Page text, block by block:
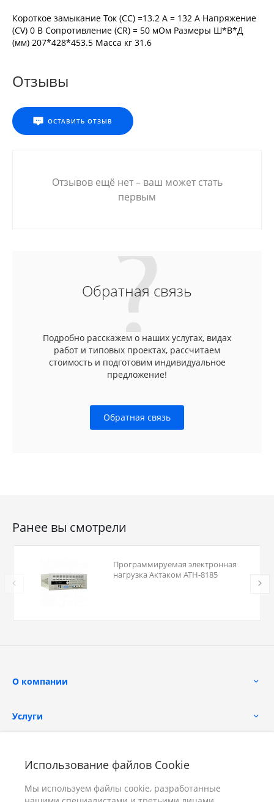
Использование файлов Cookie
Мы используем файлы cookie, разработанные
Короткое замыкание Ток (CC) =13.2 A = 132 A Напряжение
(CV) 0 В Сопротивление (CR) = 50 мОм Размеры Ш*В*Д
(мм) 207*428*453.5 Масса кг 31.6
Отзывы
ОСТАВИТЬ ОТЗЫВ
Отзывов ещё нет – ваш может стать
первым
Обратная связь
Подробно расскажем о наших услугах, видах
работ и типовых проектах, рассчитаем
стоимость и подготовим индивидуальное
предложение!
Обратная связь
Ранее вы смотрели
Программируемая электронная
нагрузка Актаком АТН-8185
О компании
Услуги